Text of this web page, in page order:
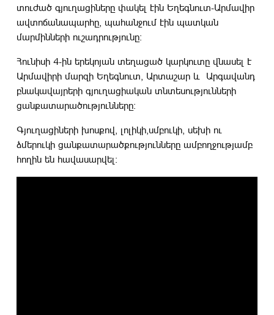
տուժած գյուղացիները փակել էին Եղեգնուտ-Արմավիր
ավտոճանապարհը, պահանջում էին պատկան
մարմինների ուշադրությունը։
Հունիսի 4-ին երեկոյան տեղացած կարկուտը վնասել է
Արմավիրի մարզի Եղեգնուտ, Արտաշար և Արգավանդ
բնակավայրերի գյուղացիական տնտեսությունների
ցանքատարածությունները։
Գյուղացիների խոսքով, լոլիկի,սմբուկի, սեխի ու
ձմերուկի ցանքատարածքությունները ամբողջությամբ
հողին են հավասարվել։